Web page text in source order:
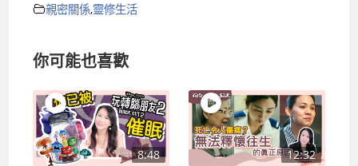
親密關係,靈修生活
你可能也喜歡
8:48 12:32